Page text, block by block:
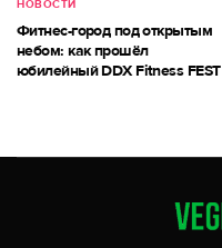
НОВОСТИ
Фитнес-город под открытым
небом: как прошёл
юбилейный DDX Fitness FEST